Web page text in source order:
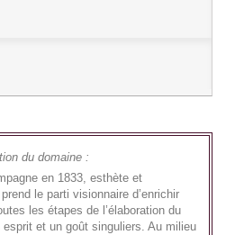
du domaine :
en 1833, esthète et
le parti visionnaire d’enrichir
les étapes de l’élaboration du
et un goût singuliers. Au milieu